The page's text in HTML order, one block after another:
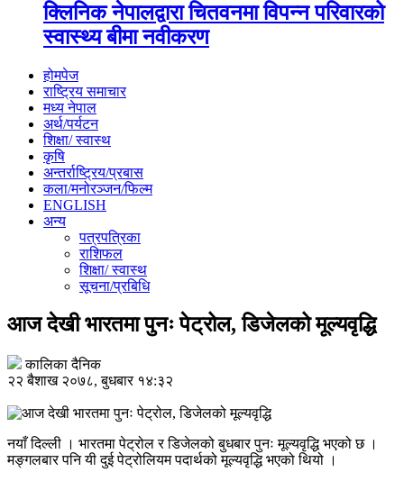
क्लिनिक नेपालद्वारा चितवनमा विपन्न परिवारको
स्वास्थ्य बीमा नवीकरण
होमपेज
राष्ट्रिय समाचार
मध्य नेपाल
अर्थ/पर्यटन
शिक्षा/ स्वास्थ
कृषि
अन्तर्राष्ट्रिय/प्रबास
कला/मनोरञ्जन/फिल्म
ENGLISH
अन्य
पत्रपत्रिका
राशिफल
शिक्षा/ स्वास्थ
सूचना/प्रबिधि
आज देखी भारतमा पुनः पेट्रोल, डिजेलको मूल्यवृद्धि
कालिका दैनिक
२२ बैशाख २०७८, बुधबार १४:३२
नयाँ दिल्ली । भारतमा पेट्रोल र डिजेलको बुधबार पुनः मूल्यवृद्धि भएको छ ।
मङ्गलबार पनि यी दुई पेट्रोलियम पदार्थको मूल्यवृद्धि भएको थियो ।